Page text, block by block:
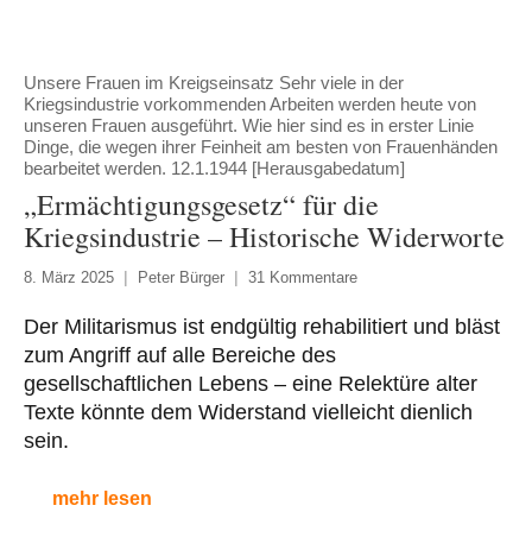
Unsere Frauen im Kreigseinsatz Sehr viele in der
Kriegsindustrie vorkommenden Arbeiten werden heute von
unseren Frauen ausgeführt. Wie hier sind es in erster Linie
Dinge, die wegen ihrer Feinheit am besten von Frauenhänden
bearbeitet werden. 12.1.1944 [Herausgabedatum]
„Ermächtigungsgesetz“ für die
Kriegsindustrie – Historische Widerworte
8. März 2025 Peter Bürger 31 Kommentare
Der Militarismus ist endgültig rehabilitiert und bläst
zum Angriff auf alle Bereiche des
gesellschaftlichen Lebens – eine Relektüre alter
Texte könnte dem Widerstand vielleicht dienlich
sein.
mehr lesen